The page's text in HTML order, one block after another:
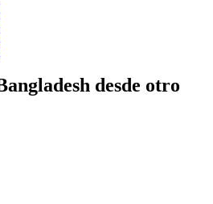
desde otro